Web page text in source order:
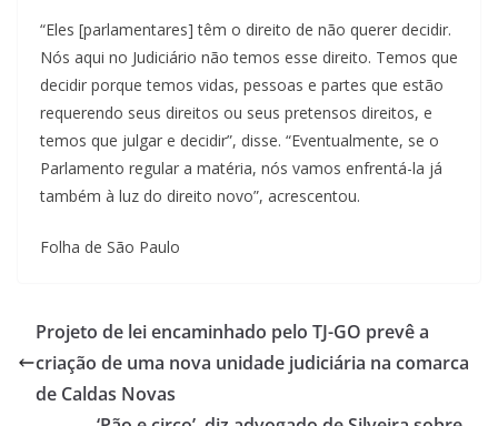
“Eles [parlamentares] têm o direito de não querer decidir.
Nós aqui no Judiciário não temos esse direito. Temos que
decidir porque temos vidas, pessoas e partes que estão
requerendo seus direitos ou seus pretensos direitos, e
temos que julgar e decidir”, disse. “Eventualmente, se o
Parlamento regular a matéria, nós vamos enfrentá-la já
também à luz do direito novo”, acrescentou.
Folha de São Paulo
Projeto de lei encaminhado pelo TJ-GO prevê a
criação de uma nova unidade judiciária na comarca
de Caldas Novas